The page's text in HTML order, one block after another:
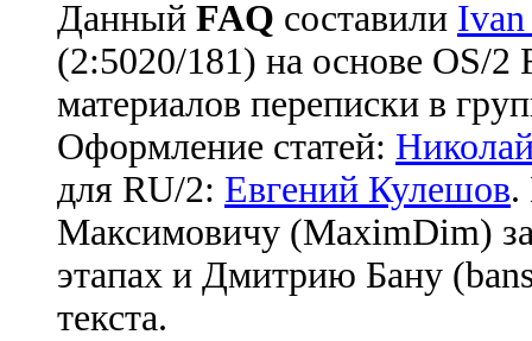
Данный FAQ cоставили
(2:5020/181) на основе OS/
материалов переписки в
Оформление статей:
для RU/2: Евгений Кулешов.
Максимовичу (MaximDim)
этапах и Дмитрию Бану
текста.